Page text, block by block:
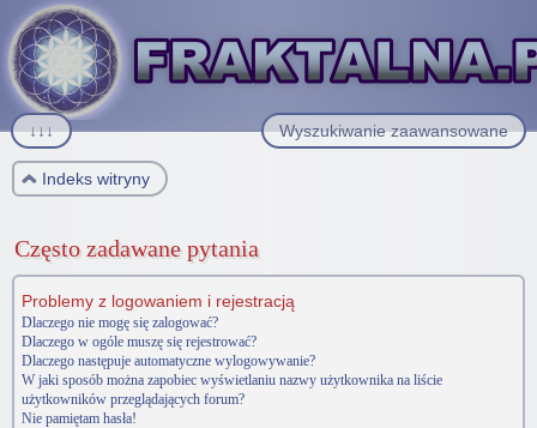
Wyszukiwanie zaawansowane
↓↓↓
Indeks witryny
Często zadawane pytania
Problemy z logowaniem i rejestracją
Dlaczego nie mogę się zalogować?
Dlaczego w ogóle muszę się rejestrować?
Dlaczego następuje automatyczne wylogowywanie?
W jaki sposób można zapobiec wyświetlaniu nazwy użytkownika na liście
użytkowników przeglądających forum?
Nie pamiętam hasła!